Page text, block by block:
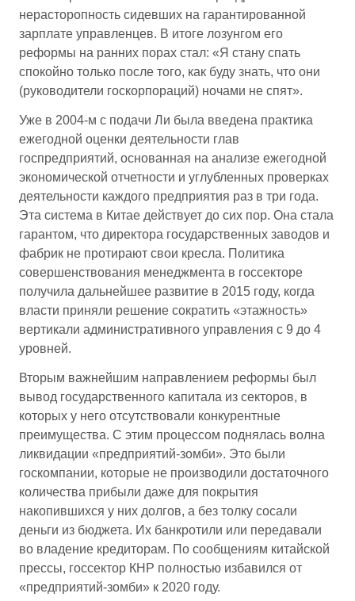
нерасторопность сидевших на гарантированной
зарплате управленцев. В итоге лозунгом его
реформы на ранних порах стал: «Я стану спать
спокойно только после того, как буду знать, что они
(руководители госкорпораций) ночами не спят».
Уже в 2004-м с подачи Ли была введена практика
ежегодной оценки деятельности глав
госпредприятий, основанная на анализе ежегодной
экономической отчетности и углубленных проверках
деятельности каждого предприятия раз в три года.
Эта система в Китае действует до сих пор. Она стала
гарантом, что директора государственных заводов и
фабрик не протирают свои кресла. Политика
совершенствования менеджмента в госсекторе
получила дальнейшее развитие в 2015 году, когда
власти приняли решение сократить «этажность»
вертикали административного управления с 9 до 4
уровней.
Вторым важнейшим направлением реформы был
вывод государственного капитала из секторов, в
которых у него отсутствовали конкурентные
преимущества. С этим процессом поднялась волна
ликвидации «предприятий-зомби». Это были
госкомпании, которые не производили достаточного
количества прибыли даже для покрытия
накопившихся у них долгов, а без толку сосали
деньги из бюджета. Их банкротили или передавали
во владение кредиторам. По сообщениям китайской
прессы, госсектор КНР полностью избавился от
«предприятий-зомби» к 2020 году.